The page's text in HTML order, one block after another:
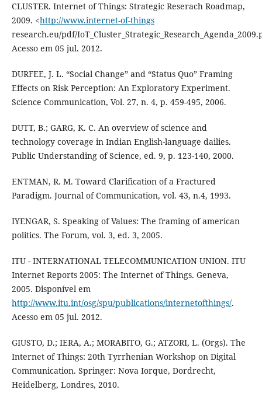
CLUSTER. Internet of Things: Strategic Reserach Roadmap,
2009. <http://www.internet-of-things
research.eu/pdf/
Acesso em 05 jul. 2012.
DURFEE, J. L. “Social Change” and “Status Quo” Framing
Effects on Risk Perception: An Exploratory Experiment.
Science Communication, Vol. 27, n. 4, p. 459-495, 2006.
DUTT, B.; GARG, K. C. An overview of science and
technology coverage in Indian English-language dailies.
Public Understanding of Science, ed. 9, p. 123-140, 2000.
ENTMAN, R. M. Toward Clarification of a Fractured
Paradigm. Journal of Communication, vol. 43, n.4, 1993.
IYENGAR, S. Speaking of Values: The framing of american
politics. The Forum, vol. 3, ed. 3, 2005.
ITU - INTERNATIONAL TELECOMMUNICATION UNION. ITU
Internet Reports 2005: The Internet of Things. Geneva,
2005. Disponível em
http://www.itu.int/osg/spu/publications/internetofthings/.
Acesso em 05 jul. 2012.
GIUSTO, D.; IERA, A.; MORABITO, G.; ATZORI, L. (Orgs). The
Internet of Things: 20th Tyrrhenian Workshop on Digital
Communication. Springer: Nova Iorque, Dordrecht,
Heidelberg, Londres, 2010.